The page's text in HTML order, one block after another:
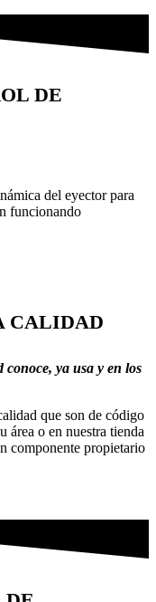
DE
del eyector para
funcionando
CALIDAD
conoce, ya usa y en los
que son de código
área o en nuestra tienda
componente propietario